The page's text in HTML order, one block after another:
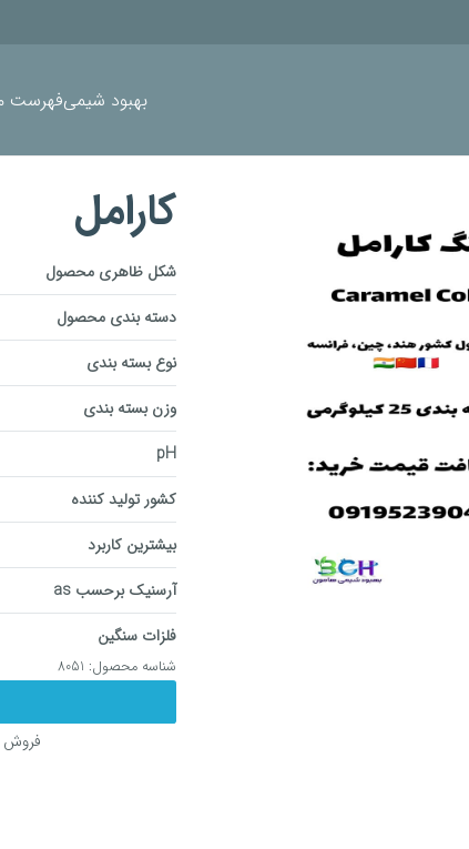
بهبود شیمیفهرست
کارامل
شکل ظاهری محصول
دسته بندی محصول
نوع بسته بندی
وزن بسته بندی
pH
کشور تولید کننده
بیشترین کاربرد
آرسنیک برحسب as
فلزات سنگین
شناسه محصول: 8051
فروش